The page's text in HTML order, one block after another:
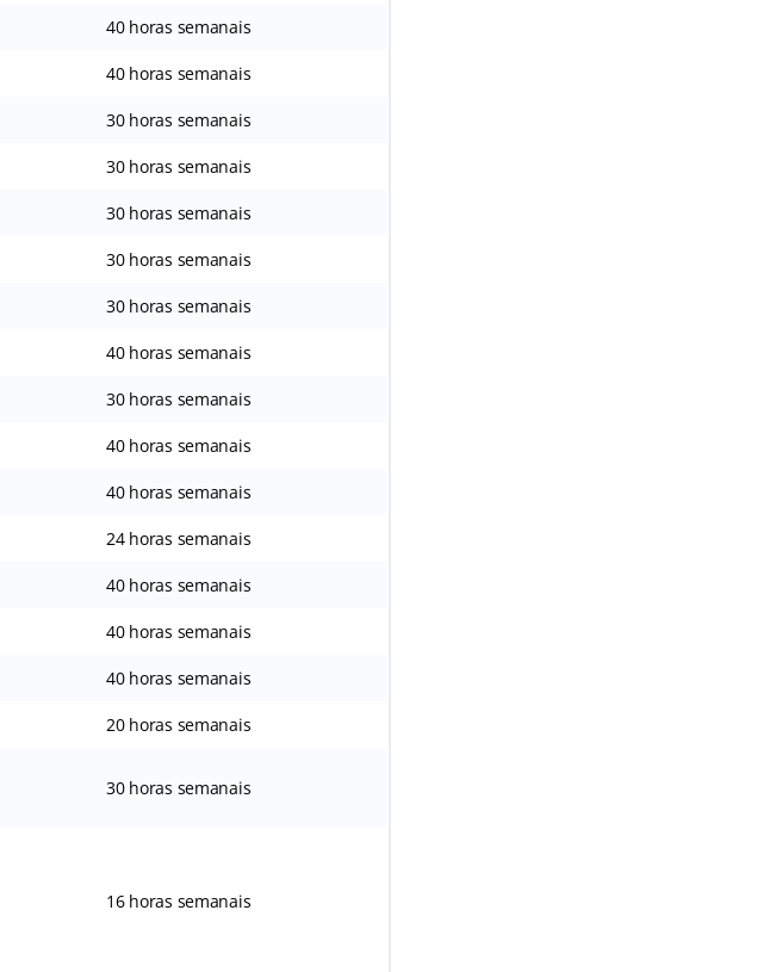
40 horas semanais
40 horas semanais
30 horas semanais
30 horas semanais
30 horas semanais
30 horas semanais
30 horas semanais
40 horas semanais
30 horas semanais
40 horas semanais
40 horas semanais
24 horas semanais
40 horas semanais
40 horas semanais
40 horas semanais
20 horas semanais
30 horas semanais
16 horas semanais